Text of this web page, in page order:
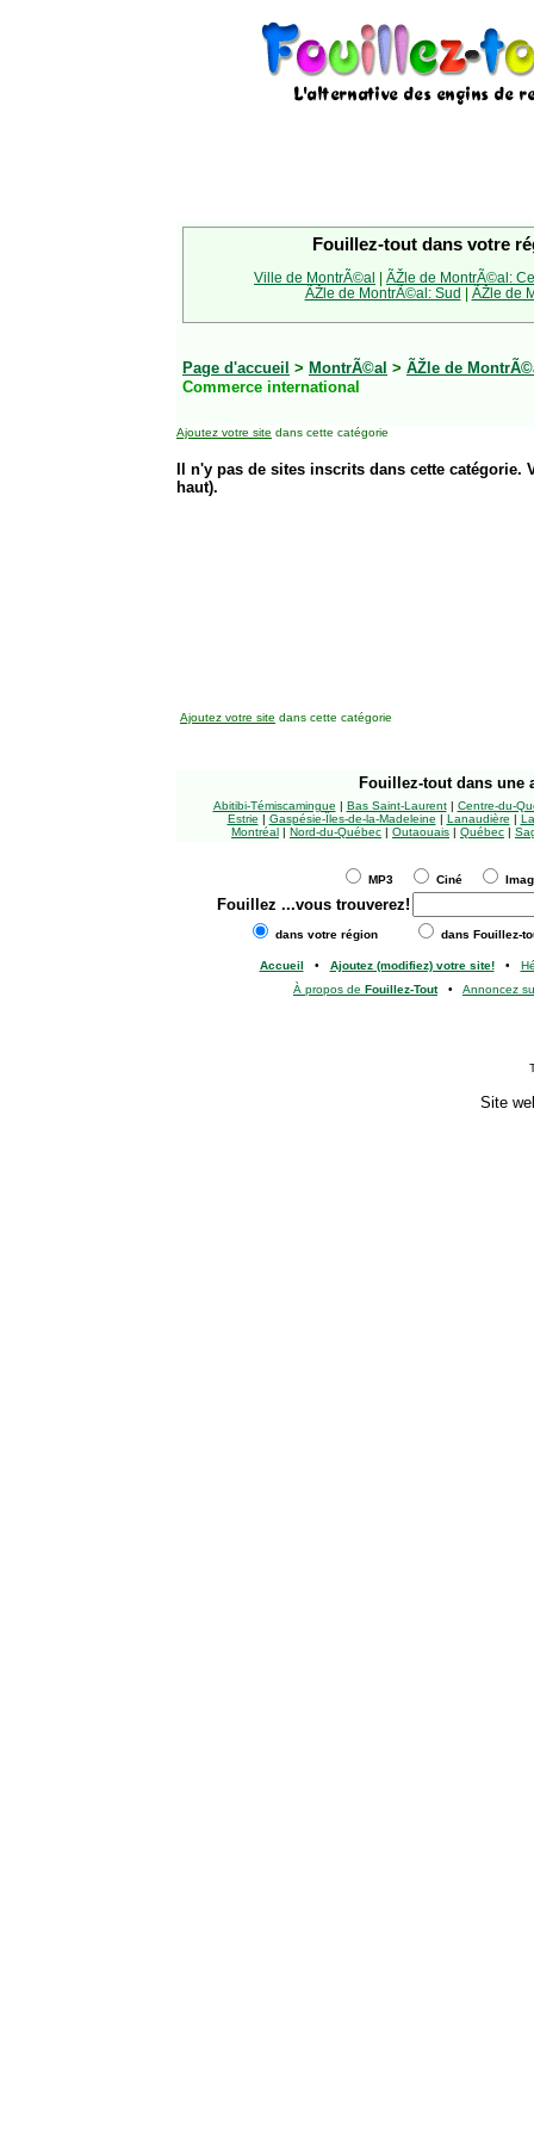
Fouillez-tout dans votre
Ville de MontrÃ©al | ÃŽle de MontrÃ©al:
ÃŽle de MontrÃ©al: Sud | ÃŽle de
Page d'accueil > MontrÃ©al > ÃŽle de
Commerce international
Ajoutez votre site dans cette catégorie
Il n'y pas de sites inscrits dans cette
haut).
Ajoutez votre site dans cette catégorie
Fouillez-tout dans une
Abitibi-Témiscamingue | Bas Saint-Laurent| Centre-du-
Estrie | Gaspésie-Îles-de-la-Madeleine | Lanaudière |
Montréal | Nord-du-Québec | Outaouais | Québec |
MP3 Ciné
Fouillez ...vous trouverez!
dans votre région dans Fouillez-
Accueil • Ajoutez (modifiez) votre site!•
À propos de Fouillez-Tout• Annoncez
Site